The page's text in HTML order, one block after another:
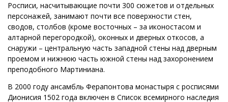
Росписи, насчитывающие почти 300 сюжетов и отдельных
персонажей, занимают почти все поверхности стен,
сводов, столбов (кроме восточных – за иконостасом и
алтарной перегородкой), оконных и дверных откосов, а
снаружи – центральную часть западной стены над дверным
проемом и нижнюю часть южной стены над захоронением
преподобного Мартиниана.
В 2000 году ансамбль Ферапонтова монастыря с росписями
Дионисия 1502 года включен в Список всемирного наследия